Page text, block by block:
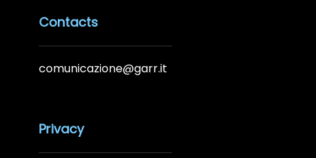
Contacts
comunicazione@garr.it
Privacy